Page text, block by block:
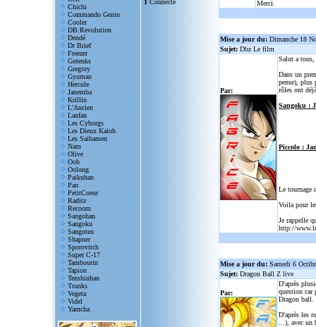
Chichi
Commando Geniu
Cooler
DB:Revolution
Dendé
Dr Brief
Freezer
Gotenks
Gregory
Gyumao
Hercule
Janemba
Krillin
L'Ancien
Lanfan
Les Cyborgs
Les Dieux Kaioh
Les Saibamen
Nam
Olive
Oob
Oolong
Paikuhan
Pan
PetitCoeur
Raditz
Recoom
Sangohan
Sangoku
Sangoten
Shapner
Sporovitch
Super C-17
Tambourin
Tapion
Tenshinhan
Trunks
Vegeta
Videl
Yamcha
1 Connecté
Merci.
Mise a jour du: Dimanche 18
Sujet: Dbz Le film
Par:
Salut a
Dans un
pense), plus
rôles ont
Sangoku :
Piccolo :
Le tournage
Voila pour
Je rappelle
http://
Mise a jour du: Samedi 6
Sujet: Dragon Ball Z live
Par:
D'après
question car
Dragon ball.
D'après les
...), avec